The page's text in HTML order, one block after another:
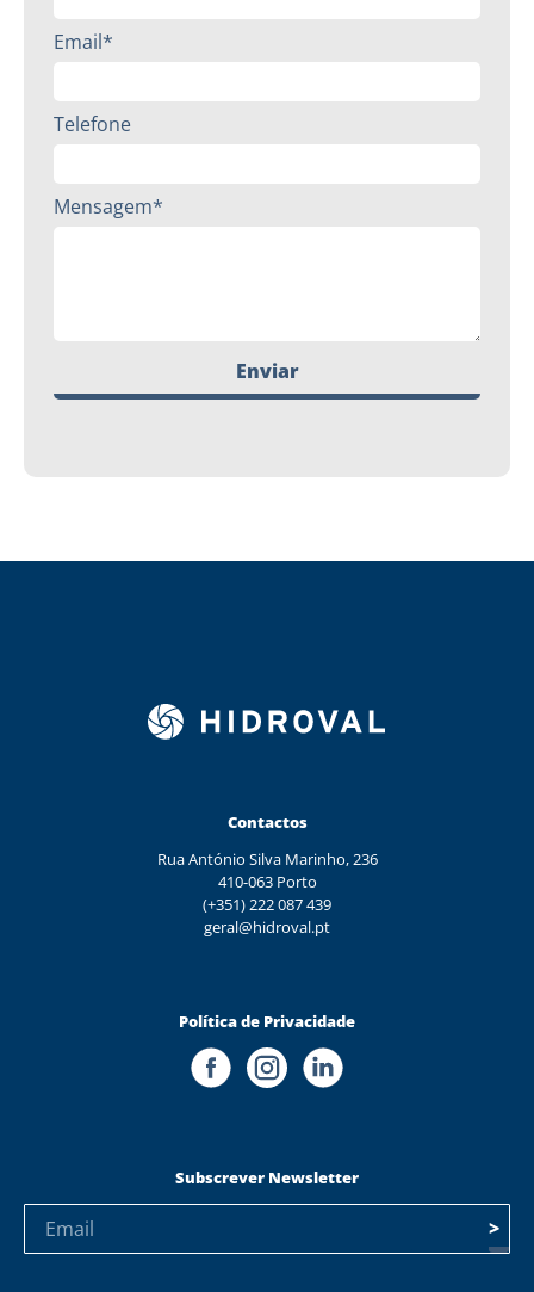
Email*
Telefone
Mensagem*
Enviar
Contactos
Rua António Silva Marinho, 236
410-063 Porto
(+351) 222 087 439
geral@hidroval.pt
Política de Privacidade
Subscrever Newsletter
>